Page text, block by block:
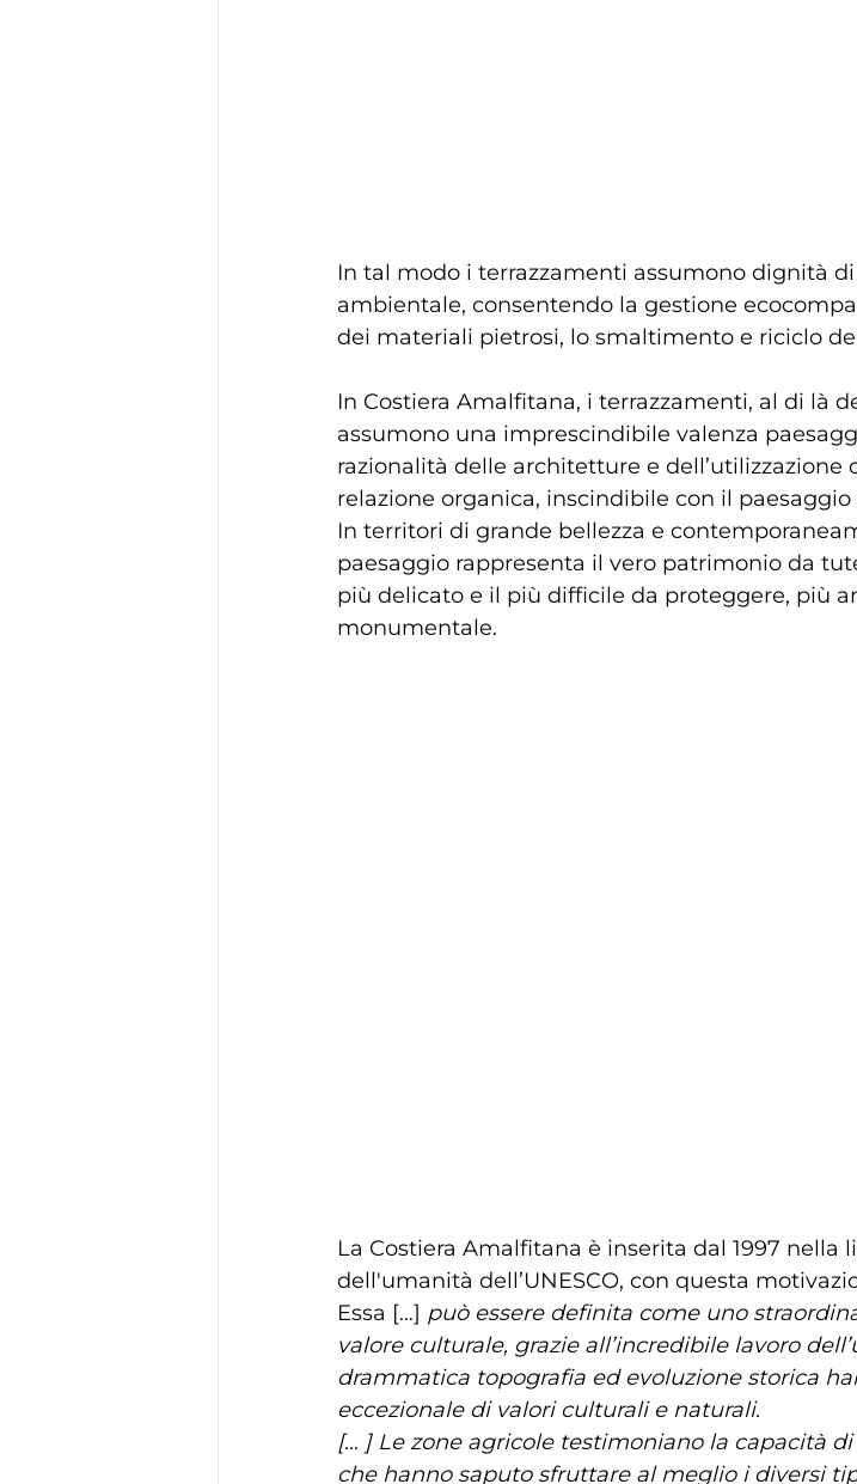
In tal modo i terrazzamenti assumono dignità
ambientale, consentendo la gestione
dei materiali pietrosi, lo smaltimento e riciclo
In Costiera Amalfitana, i terrazzamenti, al di là
assumono una imprescindibile valenza
razionalità delle architetture e dell’utilizzazione
relazione organica, inscindibile con il
In territori di grande bellezza e
paesaggio rappresenta il vero patrimonio da
più delicato e il più difficile da proteggere, più
monumentale.
La Costiera Amalfitana è inserita dal 1997 nella
dell'umanità dell’UNESCO, con questa
Essa […] può essere definita come uno
valore culturale, grazie all’incredibile lavoro
drammatica topografia ed evoluzione storica
eccezionale di valori culturali e naturali.
[… ] Le zone agricole testimoniano la capacità
che hanno saputo sfruttare al meglio i diversi